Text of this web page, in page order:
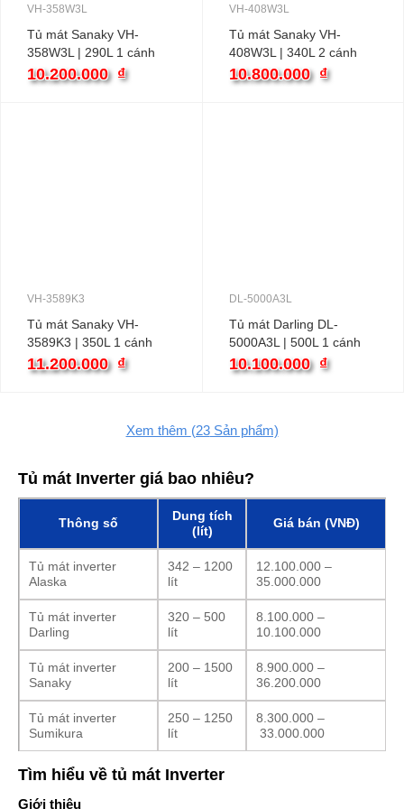
VH-358W3L
Tủ mát Sanaky VH-
358W3L | 290L 1 cánh
inverter
10.200.000 ₫
VH-408W3L
Tủ mát Sanaky VH-
408W3L | 340L 2 cánh
inverter
10.800.000 ₫
VH-3589K3
Tủ mát Sanaky VH-
3589K3 | 350L 1 cánh
inverter
11.200.000 ₫
DL-5000A3L
Tủ mát Darling DL-
5000A3L | 500L 1 cánh
inverter
10.100.000 ₫
Xem thêm (23Sản phẩm)
Tủ mát Inverter giá bao nhiêu?
Thông số
Dung tích
(lít)
Giá bán (VNĐ)
Tủ mát inverter
Alaska
342 – 1200
lít
12.100.000 –
35.000.000
Tủ mát inverter
Darling
320 – 500
lít
8.100.000 –
10.100.000
Tủ mát inverter
Sanaky
200 – 1500
lít
8.900.000 –
36.200.000
Tủ mát inverter
Sumikura
250 – 1250
lít
8.300.000 –
33.000.000
Tìm hiểu về tủ mát Inverter
Giới thiệu